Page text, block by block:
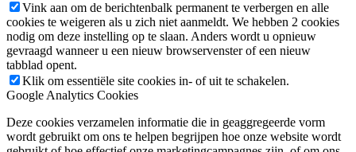
Vink aan om de berichtenbalk permanent te verbergen en alle
cookies te weigeren als u zich niet aanmeldt. We hebben 2 cookies
nodig om deze instelling op te slaan. Anders wordt u opnieuw
gevraagd wanneer u een nieuw browservenster of een nieuw
tabblad opent.
Klik om essentiële site cookies in- of uit te schakelen.
Google Analytics Cookies
Deze cookies verzamelen informatie die in geaggregeerde vorm
wordt gebruikt om ons te helpen begrijpen hoe onze website wordt